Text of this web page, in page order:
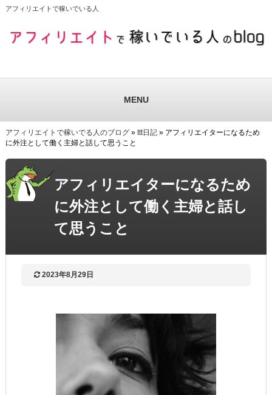
アフィリエイトで稼いでいる人
MENU
アフィリエイトで稼いでる人のブログ» ttt日記» アフィリエイターになるため
に外注として働く主婦と話して思うこと
アフィリエイターになるため
に外注として働く主婦と話し
て思うこと
2023年8月29日